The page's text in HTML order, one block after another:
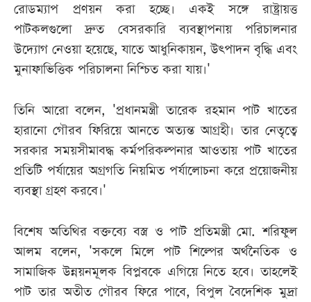
রোডম্যাপ প্রণয়ন করা হচ্ছে। একই সঙ্গে রাষ্ট্রায়ত্ত
পাটকলগুলো দ্রুত বেসরকারি ব্যবস্থাপনায় পরিচালনার
উদ্যোগ নেওয়া হয়েছে, যাতে আধুনিকায়ন, উৎপাদন বৃদ্ধি এবং
মুনাফাভিত্তিক পরিচালনা নিশ্চিত করা যায়।'
তিনি আরো বলেন, 'প্রধানমন্ত্রী তারেক রহমান পাট খাতের
হারানো গৌরব ফিরিয়ে আনতে অত্যন্ত আগ্রহী। তার নেতৃত্বে
সরকার সময়সীমাবদ্ধ কর্মপরিকল্পনার আওতায় পাট খাতের
প্রতিটি পর্যায়ের অগ্রগতি নিয়মিত পর্যালোচনা করে প্রয়োজনীয়
ব্যবস্থা গ্রহণ করবে।'
বিশেষ অতিথির বক্তব্যে বস্ত্র ও পাট প্রতিমন্ত্রী মো. শরিফুল
আলম বলেন, 'সকলে মিলে পাট শিল্পের অর্থনৈতিক ও
সামাজিক উন্নয়নমূলক বিপ্লবকে এগিয়ে নিতে হবে। তাহলেই
পাট তার অতীত গৌরব ফিরে পাবে, বিপুল বৈদেশিক মুদ্রা